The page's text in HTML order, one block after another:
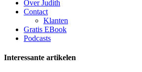
Over Judith
Contact
Klanten
Gratis EBook
Podcasts
Interessante artikelen